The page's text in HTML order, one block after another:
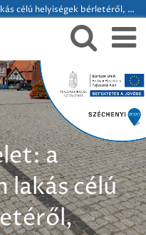
4. számú rendelet: a lakások, és nem lakás célú helyiségek bérletéről, elidegenítéséről szóló rendelet
a
lakás célú